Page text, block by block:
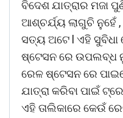
ବିଦେଶ ଯାତ୍ରାର ମଜା
ଆଶ୍ଚର୍ଯ୍ୟ ଲାଗୁଚି ନୁହେଁ ,
ସତ୍ୟ ଅଟେ l ଏହି ସୁବିଧା
ଷ୍ଟେସନ ରେ ଉପଲବ୍ଧ
ରେଳ ଷ୍ଟେସନ ରେ
ଯାତ୍ରା କରିବା ପାଇଁ
ଏହି ତାଲିକାରେ କେଉଁ